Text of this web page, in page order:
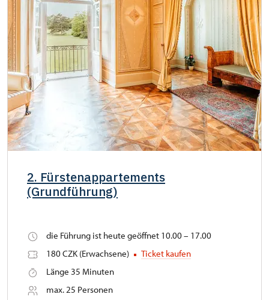
2. Fürstenappartements
(Grundführung)
die Führung ist heute geöffnet 10.00 – 17.00
180 CZK (Erwachsene)
Ticket kaufen
Länge 35 Minuten
max. 25 Personen